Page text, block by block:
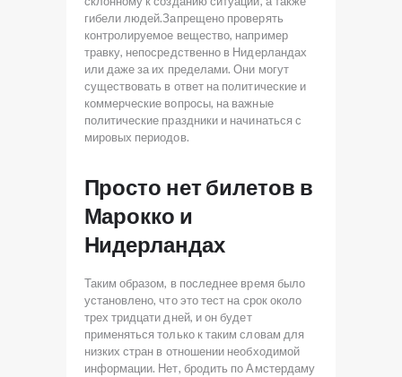
гибели людей.Запрещено проверять
контролируемое вещество, например
травку, непосредственно в Нидерландах
или даже за их пределами. Они могут
существовать в ответ на политические и
коммерческие вопросы, на важные
политические праздники и начинаться с
мировых периодов.
Просто нет билетов в
Марокко и
Нидерландах
Таким образом, в последнее время было
установлено, что это тест на срок около
трех тридцати дней, и он будет
применяться только к таким словам для
низких стран в отношении необходимой
информации. Нет, бродить по Амстердаму